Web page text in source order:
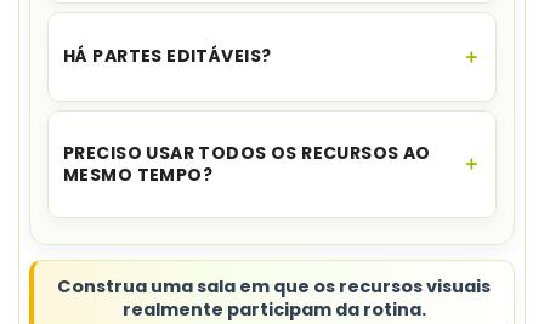
O kit reúnealfabeto nas quatro formas,
complexas.
HÁ PARTES EDITÁVEIS?
Asfichas da chamadinhasão indicadas na
não tiveram edição confirmada.
PRECISO USAR TODOS OS RECURSOS AO
MESMO TEMPO?
ligados à rotina e à etapa da turma.
Construa uma sala em que os recursos visuais
realmente participam da rotina.